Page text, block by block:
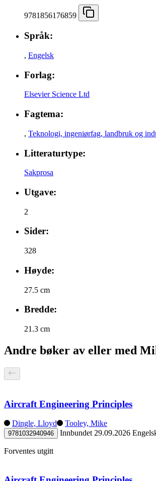
9781856176859
Språk:
, Engelsk
Forlag:
Elsevier Science Ltd
Fagtema:
, Teknologi, ingeniørfag, landbruk og
Litteraturtype:
Sakprosa
Utgave:
2
Sider:
328
Høyde:
27.5 cm
Bredde:
21.3 cm
Andre bøker av eller med
Aircraft Engineering Principles
Dingle, Lloyd Tooley, Mike
9781032940946 Innbundet 29.09.2026
Forventes utgitt